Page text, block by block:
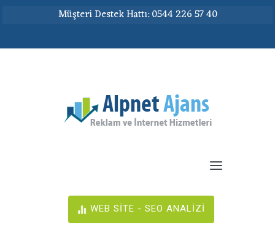
Müşteri Destek Hattı: 0544 226 57 40
WEB SİTE - SEO ANALİZİ